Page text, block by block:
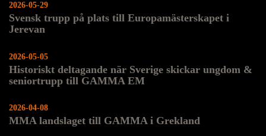
Svensk trupp på plats till Europamästerskapet i
Jerevan
2026-05-29
Historiskt deltagande när Sverige skickar ungdom &
seniortrupp till GAMMA EM
2026-05-05
MMA landslaget till GAMMA i Grekland
2026-04-08